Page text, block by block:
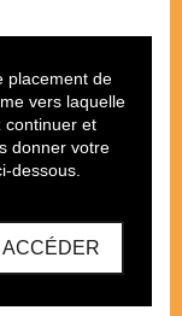
placement de
vers laquelle
continuer et
donner votre
dessous.